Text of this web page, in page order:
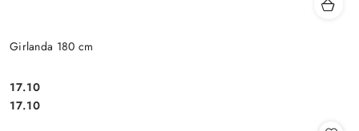
Girlanda 180 cm
Cena:
17.10
Cena:
17.10